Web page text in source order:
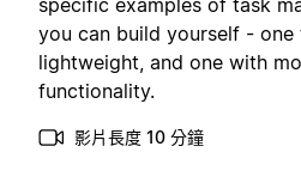
specific examples of task
you can build yourself - one
lightweight, and one with
functionality.
影片長度 10 分鐘